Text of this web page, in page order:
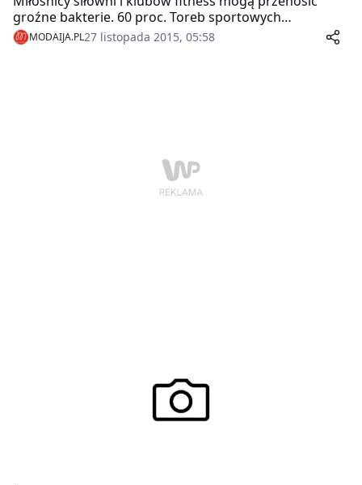
groźne bakterie. 60 proc. Toreb sportowych
siedliskiem groźnych dla zdrowia drobnoustrojów.
MODAIJA.PL27 listopada 2015, 05:58